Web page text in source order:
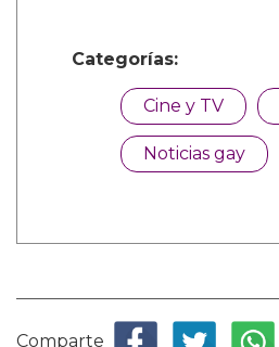
Categorías:
Cine y TV
Noticias gay
Comparte